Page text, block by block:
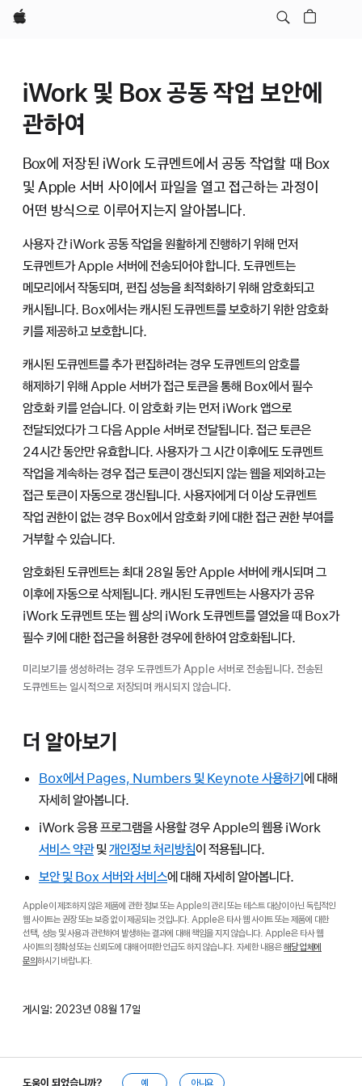
Apple
iWork 및 Box 공동 작업 보안에
관하여
Box에 저장된 iWork 도큐멘트에서 공동 작업할 때 Box
및 Apple 서버 사이에서 파일을 열고 접근하는 과정이
어떤 방식으로 이루어지는지 알아봅니다.
사용자 간 iWork 공동 작업을 원활하게 진행하기 위해 먼저
도큐멘트가 Apple 서버에 전송되어야 합니다. 도큐멘트는
메모리에서 작동되며, 편집 성능을 최적화하기 위해 암호화되고
캐시됩니다. Box에서는 캐시된 도큐멘트를 보호하기 위한 암호화
키를 제공하고 보호합니다.
캐시된 도큐멘트를 추가 편집하려는 경우 도큐멘트의 암호를
해제하기 위해 Apple 서버가 접근 토큰을 통해 Box에서 필수
암호화 키를 얻습니다. 이 암호화 키는 먼저 iWork 앱으로
전달되었다가 그 다음 Apple 서버로 전달됩니다. 접근 토큰은
24시간 동안만 유효합니다. 사용자가 그 시간 이후에도 도큐멘트
작업을 계속하는 경우 접근 토큰이 갱신되지 않는 웹을 제외하고는
접근 토큰이 자동으로 갱신됩니다. 사용자에게 더 이상 도큐멘트
작업 권한이 없는 경우 Box에서 암호화 키에 대한 접근 권한 부여를
거부할 수 있습니다.
암호화된 도큐멘트는 최대 28일 동안 Apple 서버에 캐시되며 그
이후에 자동으로 삭제됩니다. 캐시된 도큐멘트는 사용자가 공유
iWork 도큐멘트 또는 웹 상의 iWork 도큐멘트를 열었을 때 Box가
필수 키에 대한 접근을 허용한 경우에 한하여 암호화됩니다.
미리보기를 생성하려는 경우 도큐멘트가 Apple 서버로 전송됩니다. 전송된
도큐멘트는 일시적으로 저장되며 캐시되지 않습니다.
더 알아보기
Box에서 Pages, Numbers 및 Keynote 사용하기 에 대해
자세히 알아봅니다.
iWork 응용 프로그램을 사용할 경우 Apple의 웹용 iWork
서비스 약관및개인정보 처리방침이 적용됩니다.
보안 및 Box 서버와 서비스에 대해 자세히 알아봅니다.
Apple이 제조하지 않은 제품에 관한 정보 또는 Apple의 관리 또는 테스트 대상이 아닌 독립적인
웹 사이트는 권장 또는 보증 없이 제공되는 것입니다. Apple은 타사 웹 사이트 또는 제품에 대한
선택, 성능 및 사용과 관련하여 발생하는 결과에 대해 책임을 지지 않습니다. Apple은 타사 웹
사이트의 정확성 또는 신뢰도에 대해 어떠한 언급도 하지 않습니다. 자세한 내용은해당 업체에
문의하시기 바랍니다.
게시일: 2023년 08월 17일
도움이 되었습니까? 예 아니요